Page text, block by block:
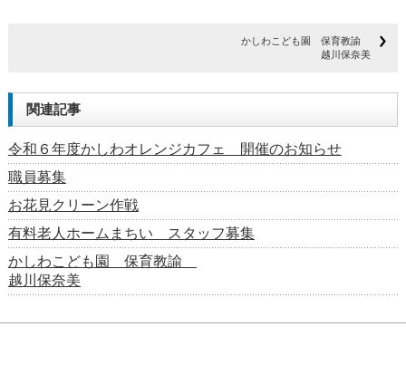
かしわこども園 保育教諭
越川保奈美
関連記事
令和６年度かしわオレンジカフェ 開催のお知らせ
職員募集
お花見クリーン作戦
有料老人ホームまちい スタッフ募集
かしわこども園 保育教諭
越川保奈美